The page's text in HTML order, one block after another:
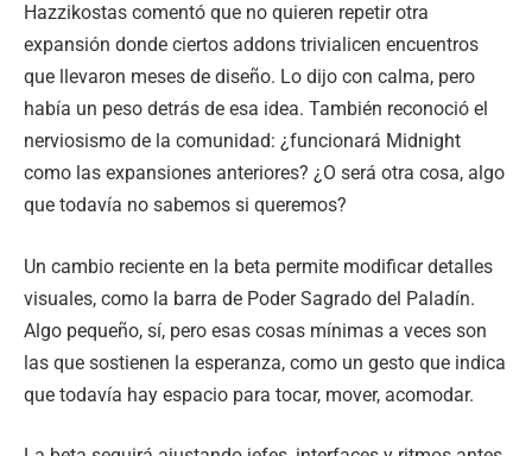
Hazzikostas comentó que no quieren repetir otra
expansión donde ciertos addons trivialicen encuentros
que llevaron meses de diseño. Lo dijo con calma, pero
había un peso detrás de esa idea. También reconoció el
nerviosismo de la comunidad: ¿funcionará Midnight
como las expansiones anteriores? ¿O será otra cosa, algo
que todavía no sabemos si queremos?
Un cambio reciente en la beta permite modificar detalles
visuales, como la barra de Poder Sagrado del Paladín.
Algo pequeño, sí, pero esas cosas mínimas a veces son
las que sostienen la esperanza, como un gesto que indica
que todavía hay espacio para tocar, mover, acomodar.